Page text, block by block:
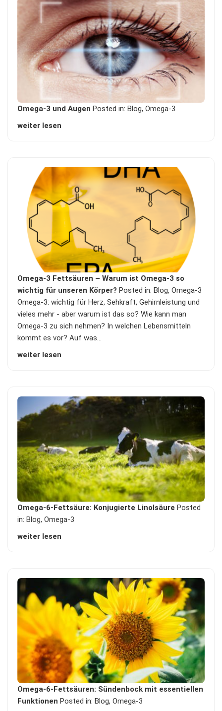
Omega-3 und Augen Posted in: Blog,Omega-3
weiter lesen
Omega-3 Fettsäuren – Warum ist Omega-3 so
wichtig für unseren Körper? Posted in: Blog,Omega-3
Omega-3: wichtig für Herz, Sehkraft, Gehirnleistung und
vieles mehr - aber warum ist das so? Wie kann man
Omega-3 zu sich nehmen? In welchen Lebensmitteln
kommt es vor? Auf was…
weiter lesen
Omega-6-Fettsäure: Konjugierte Linolsäure Posted
in: Blog,Omega-3
weiter lesen
Omega-6-Fettsäuren: Sündenbock mit essentiellen
Funktionen Posted in: Blog,Omega-3